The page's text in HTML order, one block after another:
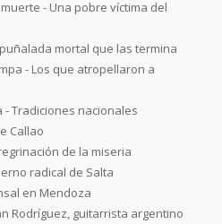
- Una pobre víctima del
mortal que las termina
- Los que atropellaron a
- Tradiciones nacionales
Callao
de la miseria
radical de Salta
en Mendoza
Rodríguez, guitarrista argentino